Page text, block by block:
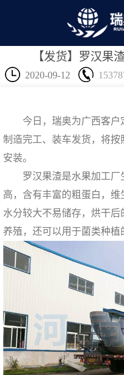
【发货】罗汉果
2020-09-12
今日，瑞奥为广西客户
制造完工、装车发货，将
安装。
罗汉果渣是水果加工厂
高，含有丰富的粗蛋白，
水分较大不易储存，烘干
养殖，还可以用于菌类种植